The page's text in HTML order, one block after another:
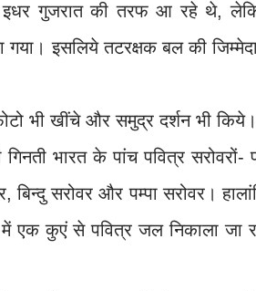
इधर गुजरात की तरफ आ रहे थे,
इसलिये तटरक्षक बल की
भी खींचे और समुद्र दर्शन भी किये।
भारत के पांच पवित्र सरोवरों-
बिन्दु सरोवर और पम्पा सरोवर।
एक कुएं से पवित्र जल निकाला जा